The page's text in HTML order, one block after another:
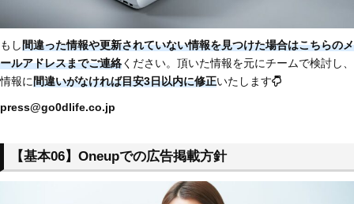
もし間違った情報や更新されていない情報を見つけた場合はこちらのメ
ールアドレスまでご連絡ください。頂いた情報を元にチームで検討し、
情報に間違いがなければ目安3日以内に修正いたします
press@go0dlife.co.jp
【基本06】Oneupでの広告掲載方針